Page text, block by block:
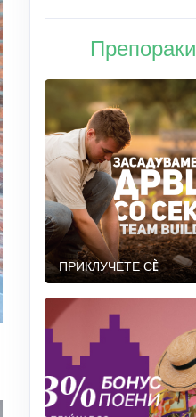
Препораки
ПРИКЛУЧЕТЕ СÈ